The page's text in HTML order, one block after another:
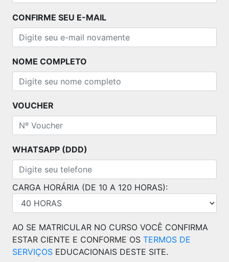
CONFIRME SEU E-MAIL
NOME COMPLETO
VOUCHER
WHATSAPP (DDD)
CARGA HORÁRIA (DE 10 A 120 HORAS):
AO SE MATRICULAR NO CURSO VOCÊ CONFIRMA
ESTAR CIENTE E CONFORME OS TERMOS DE
SERVIÇOS EDUCACIONAIS DESTE SITE.